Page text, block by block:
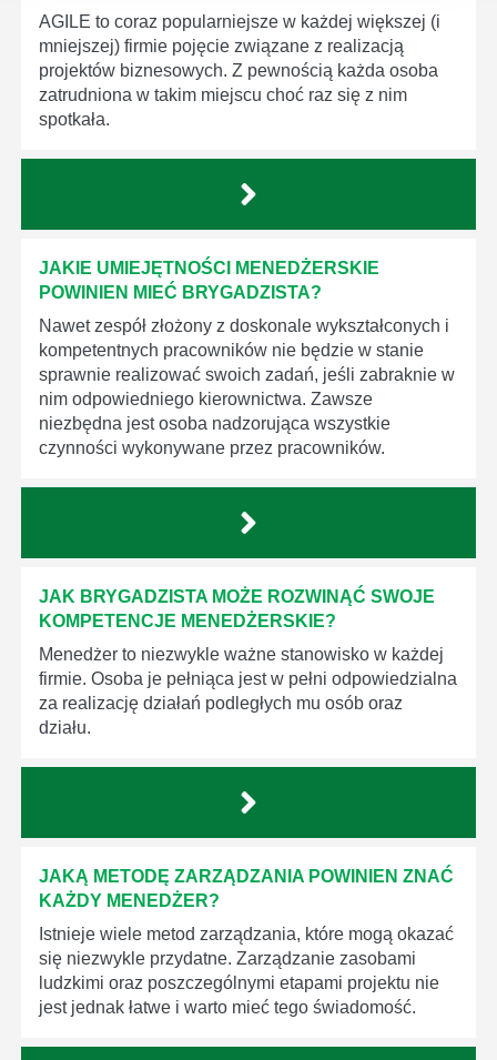
AGILE to coraz popularniejsze w każdej większej (i
mniejszej) firmie pojęcie związane z realizacją
projektów biznesowych. Z pewnością każda osoba
zatrudniona w takim miejscu choć raz się z nim
spotkała.
JAKIE UMIEJĘTNOŚCI MENEDŻERSKIE
POWINIEN MIEĆ BRYGADZISTA?
Nawet zespół złożony z doskonale wykształconych i
kompetentnych pracowników nie będzie w stanie
sprawnie realizować swoich zadań, jeśli zabraknie w
nim odpowiedniego kierownictwa. Zawsze
niezbędna jest osoba nadzorująca wszystkie
czynności wykonywane przez pracowników.
JAK BRYGADZISTA MOŻE ROZWINĄĆ SWOJE
KOMPETENCJE MENEDŻERSKIE?
Menedżer to niezwykle ważne stanowisko w każdej
firmie. Osoba je pełniąca jest w pełni odpowiedzialna
za realizację działań podległych mu osób oraz
działu.
JAKĄ METODĘ ZARZĄDZANIA POWINIEN ZNAĆ
KAŻDY MENEDŻER?
Istnieje wiele metod zarządzania, które mogą okazać
się niezwykle przydatne. Zarządzanie zasobami
ludzkimi oraz poszczególnymi etapami projektu nie
jest jednak łatwe i warto mieć tego świadomość.